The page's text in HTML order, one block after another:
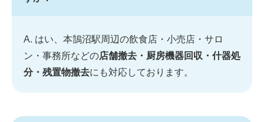
A. はい、本鵠沼駅周辺の飲食店・小売店・サロ
ン・事務所などの店舗撤去・厨房機器回収・什器処
分・残置物撤去にも対応しております。